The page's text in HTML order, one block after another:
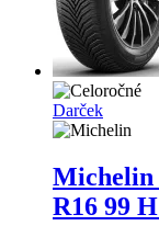
Darček
Michelin
R16 99